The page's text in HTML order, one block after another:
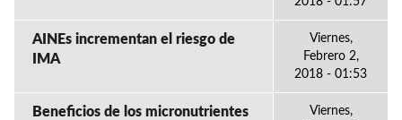
AINEs incrementan el riesgo de
IMA
Viernes,
Febrero 2,
2018 - 01:53
Beneficios de los micronutrientes
Viernes,